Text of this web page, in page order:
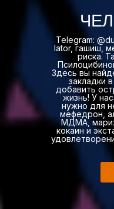
Telegram:
lator, гашиш,
риска.
Здесь вы
закладки
добавить
жизнь! У
нужно для
мефедрон,
МДМА,
кокаин и